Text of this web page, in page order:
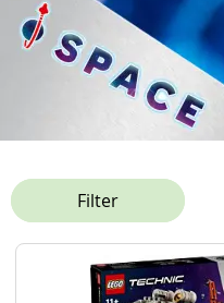
Filter